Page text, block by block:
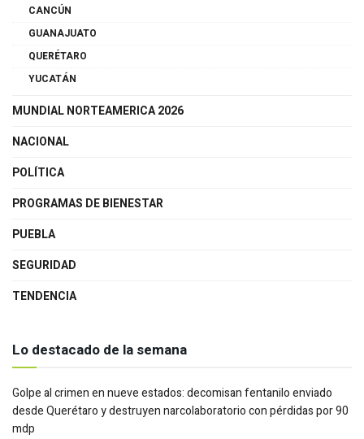
CANCÚN
GUANAJUATO
QUERÉTARO
YUCATÁN
MUNDIAL NORTEAMERICA 2026
NACIONAL
POLÍTICA
PROGRAMAS DE BIENESTAR
PUEBLA
SEGURIDAD
TENDENCIA
Lo destacado de la semana
Golpe al crimen en nueve estados: decomisan fentanilo enviado
desde Querétaro y destruyen narcolaboratorio con pérdidas por 90
mdp